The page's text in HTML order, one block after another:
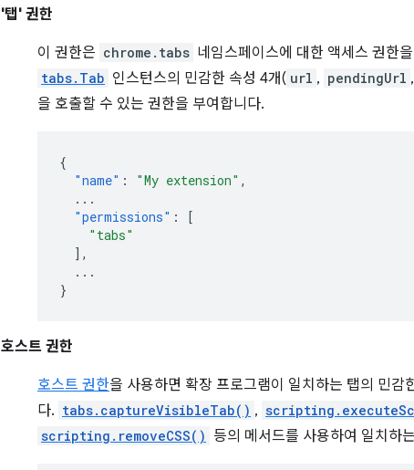
'탭' 권한
이 권한은 chrome.tabs 네임스페이스에 대한 액세스 권한
tabs.Tab 인스턴스의 민감한 속성 4개( url , pendingUrl ,
을 호출할 수 있는 권한을 부여합니다.
{
"name" : "My extension" ,
...
"permissions" :
[
"tabs"
],
...
}
호스트 권한
호스트 권한을 사용하면 확장 프로그램이 일치하는 탭의 민감
다. tabs.captureVisibleTab() ,
scripting.removeCSS() 등의 메서드를 사용하여 일치하